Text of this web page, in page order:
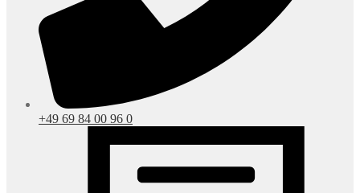
+49 69 84 00 96 0